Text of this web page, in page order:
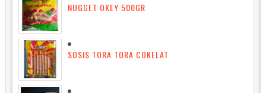
NUGGET OKEY 500GR
SOSIS TORA TORA COKELAT